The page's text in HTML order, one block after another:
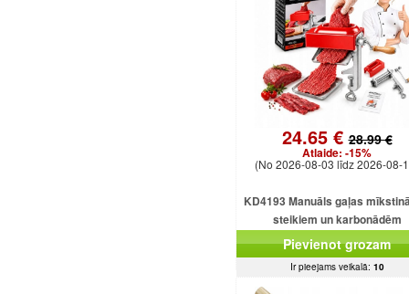
24.65 €28.99 €
Atlaide: -15%
(No 2026-08-03 līdz 2026-08-
KD4193 Manuāls gaļas
steikiem un karbonādēm
Pievienot grozam
Ir pieejams veikalā: 10